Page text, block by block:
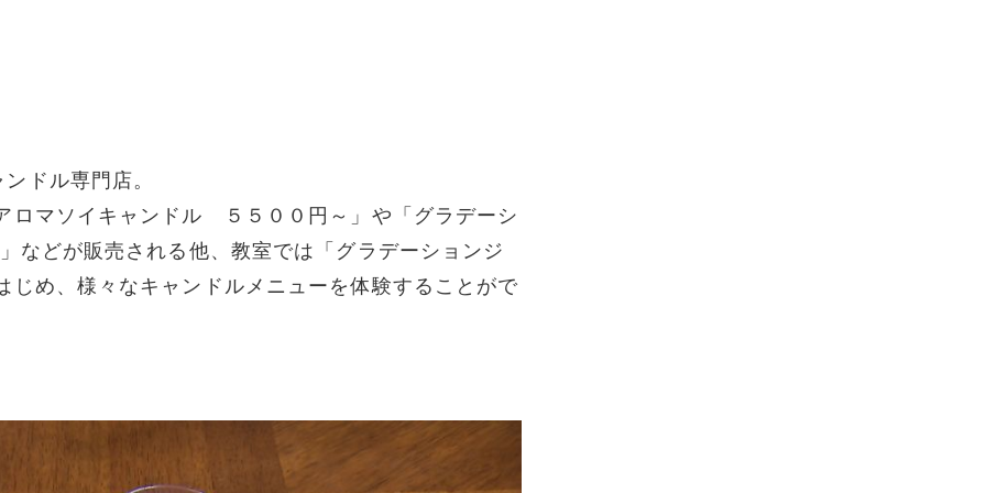
ドル専門店。
マソイキャンドル ５５００円～」や「グラデーシ
どが販売される他、教室では「グラデーションジ
め、様々なキャンドルメニューを体験することがで